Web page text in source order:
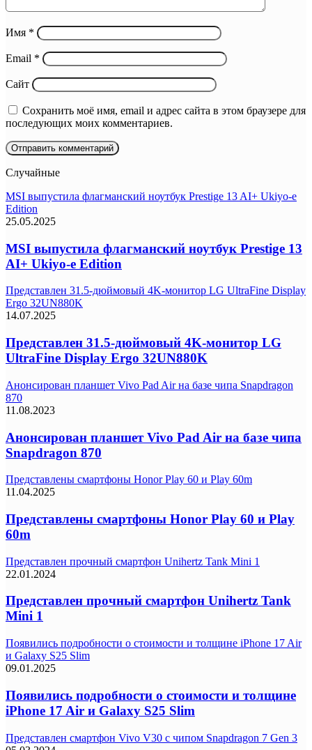
Имя *
Email *
Сайт
Сохранить моё имя, email и адрес сайта в этом браузере для
последующих моих комментариев.
Случайные
MSI выпустила флагманский ноутбук Prestige 13 AI+ Ukiyo-e
Edition
25.05.2025
MSI выпустила флагманский ноутбук Prestige 13
AI+ Ukiyo-e Edition
Представлен 31.5-дюймовый 4K-монитор LG UltraFine Display
Ergo 32UN880K
14.07.2025
Представлен 31.5-дюймовый 4K-монитор LG
UltraFine Display Ergo 32UN880K
Анонсирован планшет Vivo Pad Air на базе чипа Snapdragon
870
11.08.2023
Анонсирован планшет Vivo Pad Air на базе чипа
Snapdragon 870
Представлены смартфоны Honor Play 60 и Play 60m
11.04.2025
Представлены смартфоны Honor Play 60 и Play
60m
Представлен прочный смартфон Unihertz Tank Mini 1
22.01.2024
Представлен прочный смартфон Unihertz Tank
Mini 1
Появились подробности о стоимости и толщине iPhone 17 Air
и Galaxy S25 Slim
09.01.2025
Появились подробности о стоимости и толщине
iPhone 17 Air и Galaxy S25 Slim
Представлен смартфон Vivo V30 с чипом Snapdragon 7 Gen 3